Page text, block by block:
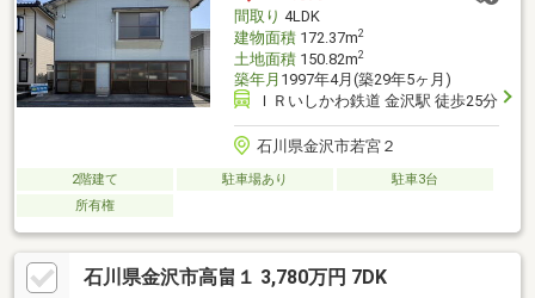
間取り 4LDK
建物面積172.37m2
土地面積150.82m2
築年月 1997年4月(築29年5ヶ月)
ＩＲいしかわ鉄道 金沢駅 徒歩25分
石川県金沢市若宮２
2階建て 駐車場あり
駐車3台
所有権
石川県金沢市高畠１ 3,780万円 7DK